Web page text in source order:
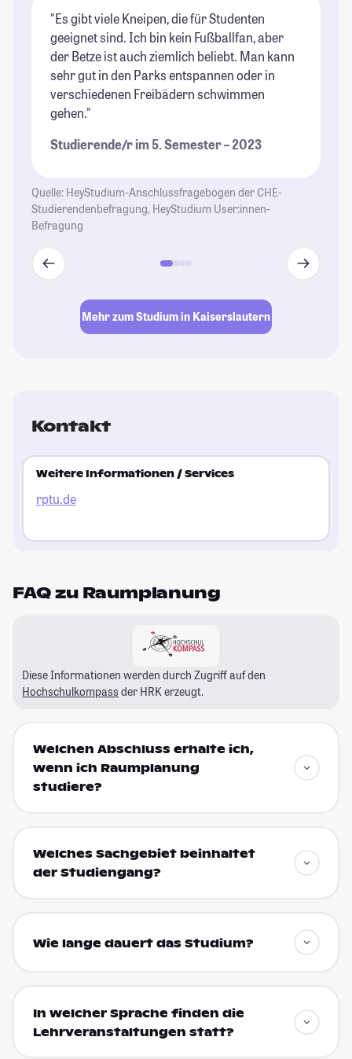
"Es gibt viele Kneipen, die für Studenten
geeignet sind. Ich bin kein Fußballfan, aber
der Betze ist auch ziemlich beliebt. Man kann
sehr gut in den Parks entspannen oder in
verschiedenen Freibädern schwimmen
gehen."
Studierende/r im 5. Semester – 2023
Quelle: HeyStudium-Anschlussfragebogen der CHE-
Studierendenbefragung, HeyStudium User:innen-
Befragung
Mehr zum Studium in Kaiserslautern
Kontakt
Weitere Informationen / Services
rptu.de
FAQ zu Raumplanung
Diese Informationen werden durch Zugriff auf den
Hochschulkompass der HRK erzeugt.
Welchen Abschluss erhalte ich,
wenn ich Raumplanung
studiere?
Welches Sachgebiet beinhaltet
der Studiengang?
Wie lange dauert das Studium?
In welcher Sprache finden die
Lehrveranstaltungen statt?